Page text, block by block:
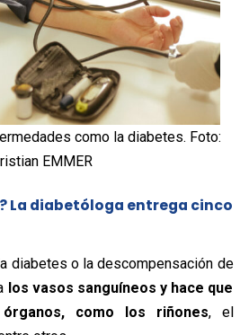
como la diabetes. Foto:
EMMER
La diabetóloga entrega cinco
diabetes o la descompensación de
los vasos sanguíneos y hace que
como los riñones, el